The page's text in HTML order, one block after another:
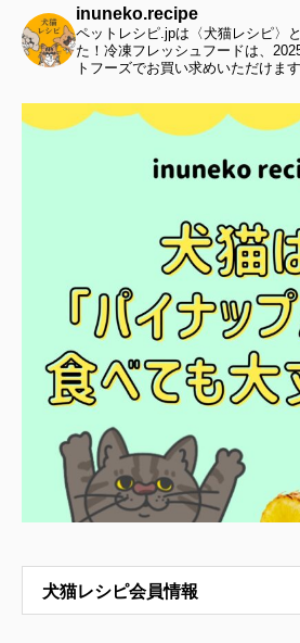
inuneko.recipe
ペットレシピ.jpは〈犬猫レシピ〉
た！冷凍フレッシュフードは、
トフーズでお買い求めいただけま
犬猫レシピ会員情報